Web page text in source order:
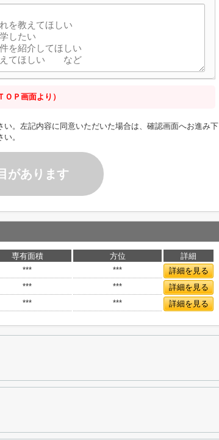
Ｐ画面より）
い。左記内容に同意いただいた場合は、確認画面へお進み下
い。
があります
専有面積 方位
詳細
*** ***
詳細を見る
*** ***
詳細を見る
*** *** 詳細を見る